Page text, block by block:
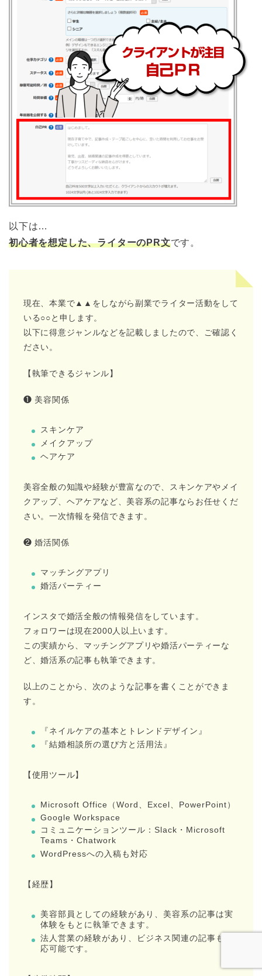
以下は…
初心者を想定した、ライターのPR文です。
現在、本業で▲▲をしながら副業でライター活動をして
いる○○と申します。
以下に得意ジャンルなどを記載しましたので、ご確認く
ださい。
【執筆できるジャンル】
❶ 美容関係
スキンケア
メイクアップ
ヘアケア
美容全般の知識や経験が豊富なので、スキンケアやメイ
クアップ、ヘアケアなど、美容系の記事ならお任せくだ
さい。一次情報を発信できます。
❷ 婚活関係
マッチングアプリ
婚活パーティー
インスタで婚活全般の情報発信をしています。
フォロワーは現在2000人以上います。
この実績から、マッチングアプリや婚活パーティーな
ど、婚活系の記事も執筆できます。
以上のことから、次のような記事を書くことができま
す。
『ネイルケアの基本とトレンドデザイン』
『結婚相談所の選び方と活用法』
【使用ツール】
Microsoft Office（Word、Excel、PowerPoint）
Google Workspace
コミュニケーションツール：Slack・Microsoft
Teams・Chatwork
WordPressへの入稿も対応
【経歴】
美容部員としての経験があり、美容系の記事は実
体験をもとに執筆できます。
法人営業の経験があり、ビジネス関連の記事も対
応可能です。